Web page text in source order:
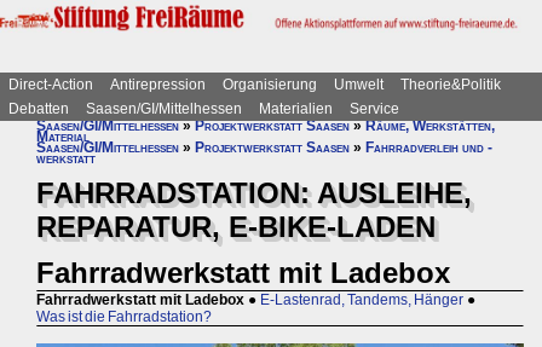
Direct-Action Antirepression Organisierung Umwelt
Theorie&Politik
Debatten
Saasen/GI/Mittelhessen Materialien
Service
Saasen/GI/Mittelhessen»Projektwerkstatt Saasen»Räume, Werkstätten,
Material
Saasen/GI/Mittelhessen » Projektwerkstatt Saasen » Fahrradverleih und -
werkstatt
FAHRRADSTATION: AUSLEIHE,
REPARATUR, E-BIKE-LADEN
Fahrradwerkstatt mit Ladebox
Fahrradwerkstatt mit Ladebox ● E-Lastenrad, Tandems, Hänger ●
Was ist die Fahrradstation?